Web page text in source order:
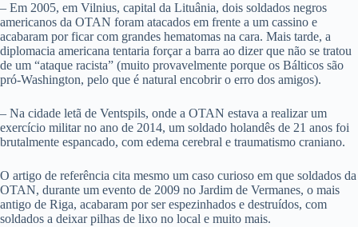
– Em 2005, em Vilnius, capital da Lituânia, dois soldados negros
americanos da OTAN foram atacados em frente a um cassino e
acabaram por ficar com grandes hematomas na cara. Mais tarde, a
diplomacia americana tentaria forçar a barra ao dizer que não se tratou
de um “ataque racista” (muito provavelmente porque os Bálticos são
pró-Washington, pelo que é natural encobrir o erro dos amigos).
– Na cidade letã de Ventspils, onde a OTAN estava a realizar um
exercício militar no ano de 2014, um soldado holandês de 21 anos foi
brutalmente espancado, com edema cerebral e traumatismo craniano.
O artigo de referência cita mesmo um caso curioso em que soldados da
OTAN, durante um evento de 2009 no Jardim de Vermanes, o mais
antigo de Riga, acabaram por ser espezinhados e destruídos, com
soldados a deixar pilhas de lixo no local e muito mais.